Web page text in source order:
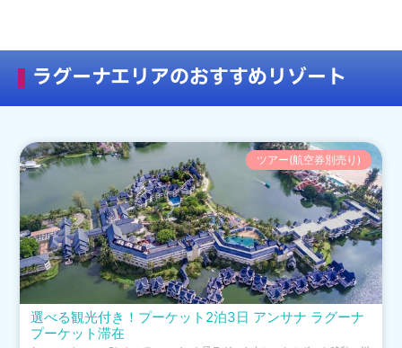
ラグーナエリアのおすすめリゾート
選べる観光付き！プーケット2泊3日 アンサナ ラグーナ
プーケット滞在
ツアー(航空券別売り)